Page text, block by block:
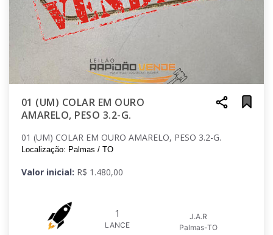
01 (UM) COLAR EM OURO
AMARELO, PESO 3.2-G.
01 (UM) COLAR EM OURO AMARELO, PESO 3.2-G.
Localização: Palmas / TO
Valor inicial: R$ 1.480,00
1
LANCE
J.A.R
Palmas-TO